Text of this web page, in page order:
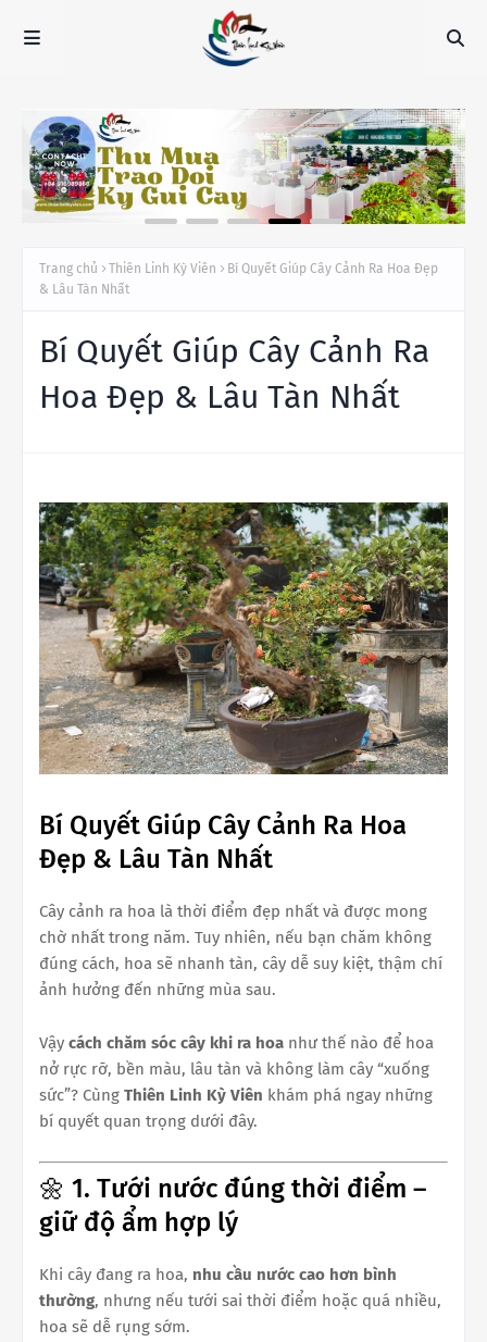
Trang chủ Thiên Linh Kỳ Viên
Bí Quyết Giúp Cây Cảnh Ra Hoa Đẹp
& Lâu Tàn Nhất
Bí Quyết Giúp Cây Cảnh Ra
Hoa Đẹp & Lâu Tàn Nhất
Bí Quyết Giúp Cây Cảnh Ra Hoa
Đẹp & Lâu Tàn Nhất
Cây cảnh ra hoa là thời điểm đẹp nhất và được mong
chờ nhất trong năm. Tuy nhiên, nếu bạn chăm không
đúng cách, hoa sẽ nhanh tàn, cây dễ suy kiệt, thậm chí
ảnh hưởng đến những mùa sau.
Vậy cách chăm sóc cây khi ra hoa như thế nào để hoa
nở rực rỡ, bền màu, lâu tàn và không làm cây “xuống
sức”? Cùng Thiên Linh Kỳ Viên khám phá ngay những
bí quyết quan trọng dưới đây.
🌼 1. Tưới nước đúng thời điểm –
giữ độ ẩm hợp lý
Khi cây đang ra hoa, nhu cầu nước cao hơn bình
thường, nhưng nếu tưới sai thời điểm hoặc quá nhiều,
hoa sẽ dễ rụng sớm.